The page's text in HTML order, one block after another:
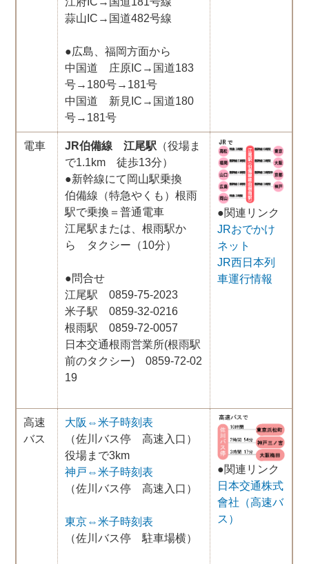
蒜山IC→国道482号線
●広島、福岡方面から
中国道 庄原IC→国道183
号→180号→181号
中国道 新見IC→国道180
号→181号
電車 JR伯備線 江尾駅 （役場ま
で1.1km 徒歩13分）
●新幹線にて岡山駅乗換
伯備線（特急やくも）根雨
駅で乗換＝普通電車
江尾駅または、根雨駅か
ら タクシー（10分）
●問合せ
江尾駅 0859-75-2023
米子駅 0859-32-0216
根雨駅 0859-72-0057
日本交通根雨営業所(根雨駅
前のタクシー) 0859-72-02
19
●関連リンク
JRおでかけ
ネット
JR西日本列
車運行情報
高速
バス
大阪⇔米子時刻表
（佐川バス停 高速入口）
役場まで3km
神戸⇔米子時刻表
（佐川バス停 高速入口）
東京⇔米子時刻表
（佐川バス停 駐車場横）
●関連リンク
日本交通株式
會社（高速バ
ス）